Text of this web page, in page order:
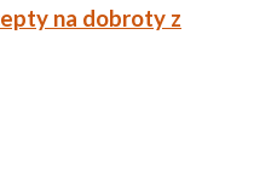
na dobroty z